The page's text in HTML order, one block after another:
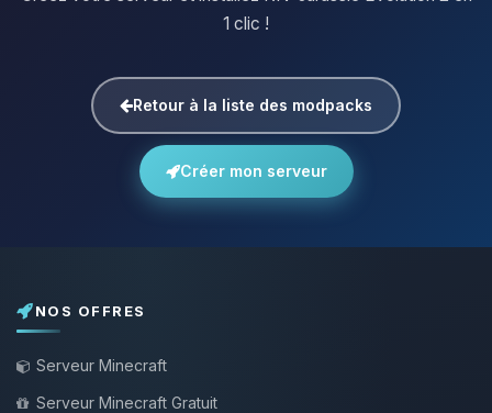
1 clic !
Retour à la liste des modpacks
Créer mon serveur
NOS OFFRES
Serveur Minecraft
Serveur Minecraft Gratuit